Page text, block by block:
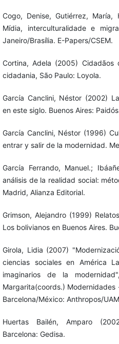
Cogo, Denise, Gutiérrez, María,
Mídia, interculturalidade e
Janeiro/Brasília. E-Papers/CSEM.
Cortina, Adela (2005)
cidadania, São Paulo: Loyola.
García Canclini, Néstor (2002)
en este siglo. Buenos Aires:
García Canclini, Néstor (1996)
entrar y salir de la modernidad.
García Ferrando, Manuel.;
análisis de la realidad social:
Madrid, Alianza Editorial.
Grimson, Alejandro (1999)
Los bolivianos en Buenos Aires.
Girola, Lidia (2007)
ciencias sociales en América
imaginarios de la
Margarita(coords.)
Barcelona/México: Anthropos/
Huertas Bailén, Amparo
Barcelona: Gedisa.